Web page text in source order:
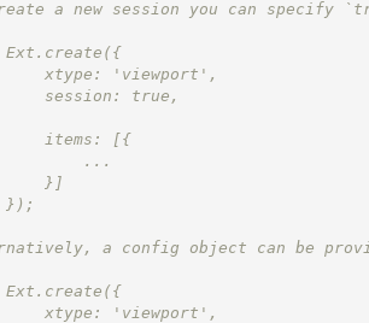
new session you can specify
xtype: 'viewport',
session: true,
items: [{
...
}]
a config object can be
xtype: 'viewport',